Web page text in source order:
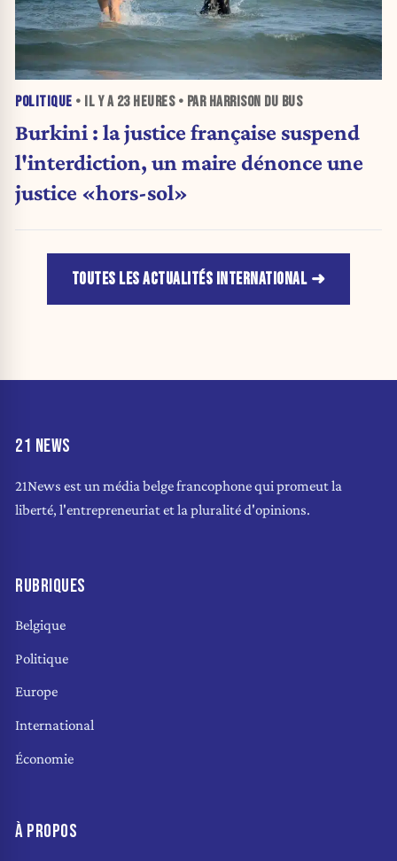
POLITIQUE • IL Y A 23 HEURES• PAR HARRISON DU BUS
Burkini : la justice française suspend
l'interdiction, un maire dénonce une
justice «hors-sol»
TOUTES LES ACTUALITÉS INTERNATIONAL
21 NEWS
21News est un média belge francophone qui promeut la
liberté, l'entrepreneuriat et la pluralité d'opinions.
RUBRIQUES
Belgique
Politique
Europe
International
Économie
À PROPOS